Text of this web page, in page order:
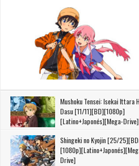
Mushoku Tensei: Isekai Ittara
Dasu [11/11][BD][1080p]
[Latino+Japonés][Mega-Drive]
Shingeki no Kyojin [25/
Drive]